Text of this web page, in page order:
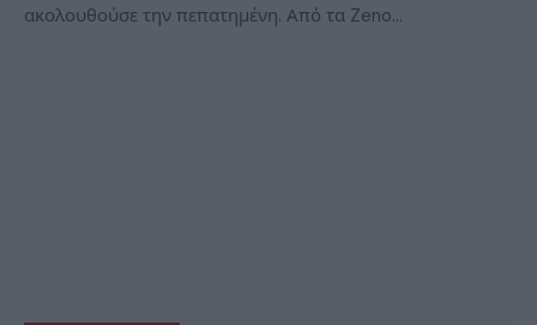
ακολουθούσε την πεπατημένη. Από τα Zeno…